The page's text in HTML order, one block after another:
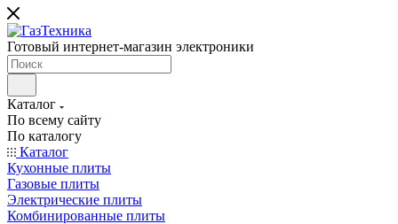
Готовый интернет-магазин электроники
Каталог
По всему сайту
По каталогу
Каталог
Кухонные плиты
Газовые плиты
Электрические плиты
Комбинированные плиты